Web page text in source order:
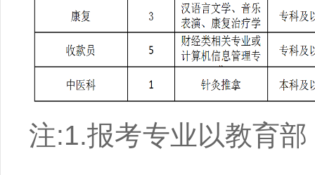
注:1.报考专业以教育